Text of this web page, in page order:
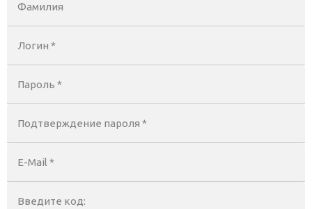
Фамилия
Логин *
Пароль *
Подтверждение пароля *
E-Mail *
Введите код: